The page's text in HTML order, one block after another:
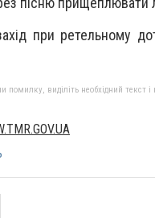
при ретельному
помилку, виділіть необхідний текст